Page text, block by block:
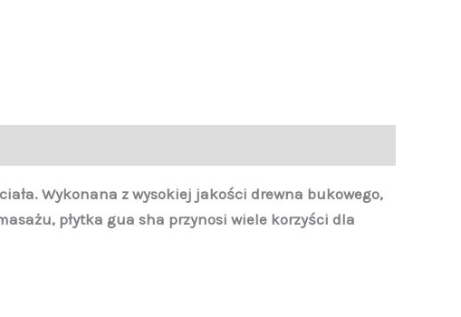
Wykonana z wysokiej jakości drewna bukowego,
płytka gua sha przynosi wiele korzyści dla